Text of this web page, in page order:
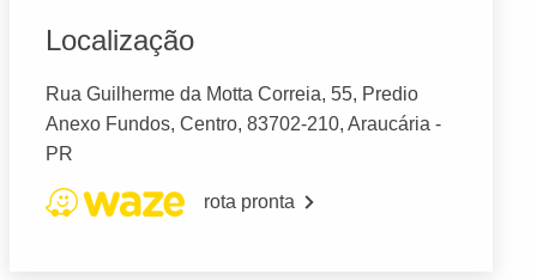
Localização
Rua Guilherme da Motta Correia, 55, Predio
Anexo Fundos, Centro, 83702-210, Araucária -
PR
rota pronta